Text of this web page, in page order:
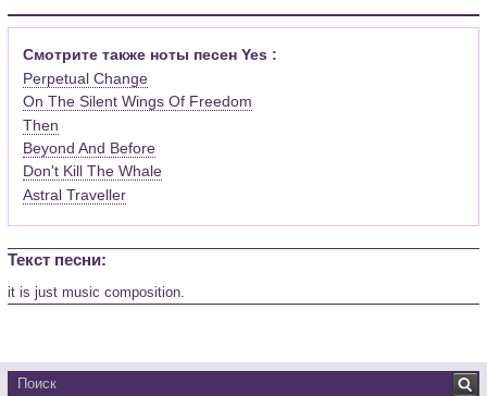
Смотрите также ноты песен Yes :
Perpetual Change
On The Silent Wings Of Freedom
Then
Beyond And Before
Don't Kill The Whale
Astral Traveller
Текст песни:
it is just music composition.